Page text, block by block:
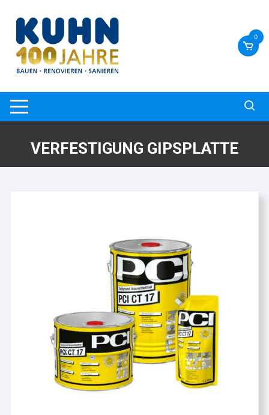
Inhalt
springen
0
VERFESTIGUNG GIPSPLATTE